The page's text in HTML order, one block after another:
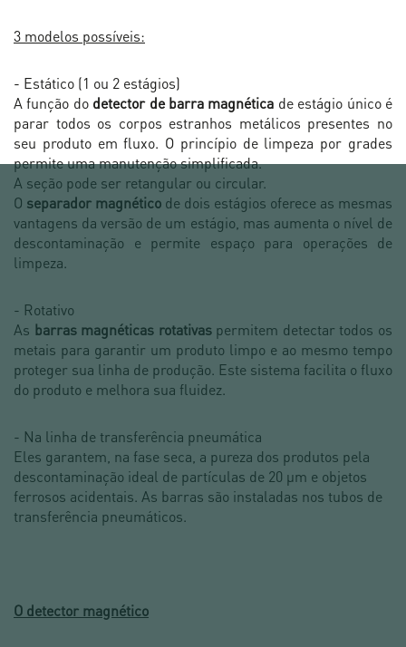
3 modelos possíveis:
- Estático (1 ou 2 estágios)
A função do detector de barra magnética de estágio único é
parar todos os corpos estranhos metálicos presentes no
seu produto em fluxo. O princípio de limpeza por grades
permite uma manutenção simplificada.
A seção pode ser retangular ou circular.
O separador magnético de dois estágios oferece as mesmas
vantagens da versão de um estágio, mas aumenta o nível de
descontaminação e permite espaço para operações de
limpeza.
- Rotativo
As barras magnéticas rotativaspermitem detectar todos os
metais para garantir um produto limpo e ao mesmo tempo
proteger sua linha de produção. Este sistema facilita o fluxo
do produto e melhora sua fluidez.
- Na linha de transferência pneumática
Eles garantem, na fase seca, a pureza dos produtos pela
descontaminação ideal de partículas de 20 μm e objetos
ferrosos acidentais. As barras são instaladas nos tubos de
transferência pneumáticos.
O detector magnético